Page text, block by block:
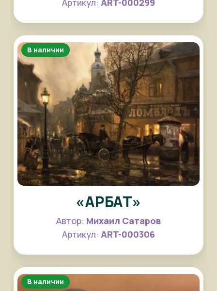
В наличии
«АРБАТ»
Автор: Михаил Сатаров
Артикул: ART-000306
В наличии